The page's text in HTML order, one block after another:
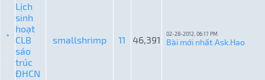
Lịch
sinh
hoạt
CLB
sáo
trúc
ĐHCN
smallshrimp 11 46,391
02-28-2012, 06:17 PM
Bài mới nhất:Ask.Hao